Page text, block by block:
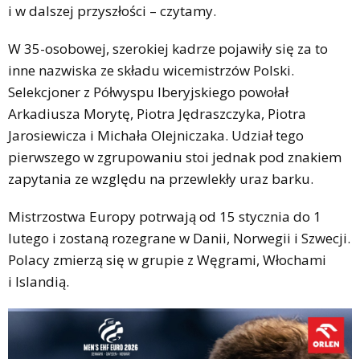
i w dalszej przyszłości – czytamy.
W 35-osobowej, szerokiej kadrze pojawiły się za to
inne nazwiska ze składu wicemistrzów Polski.
Selekcjoner z Półwyspu Iberyjskiego powołał
Arkadiusza Morytę, Piotra Jędraszczyka, Piotra
Jarosiewicza i Michała Olejniczaka. Udział tego
pierwszego w zgrupowaniu stoi jednak pod znakiem
zapytania ze względu na przewlekły uraz barku.
Mistrzostwa Europy potrwają od 15 stycznia do 1
lutego i zostaną rozegrane w Danii, Norwegii i Szwecji.
Polacy zmierzą się w grupie z Węgrami, Włochami
i Islandią.